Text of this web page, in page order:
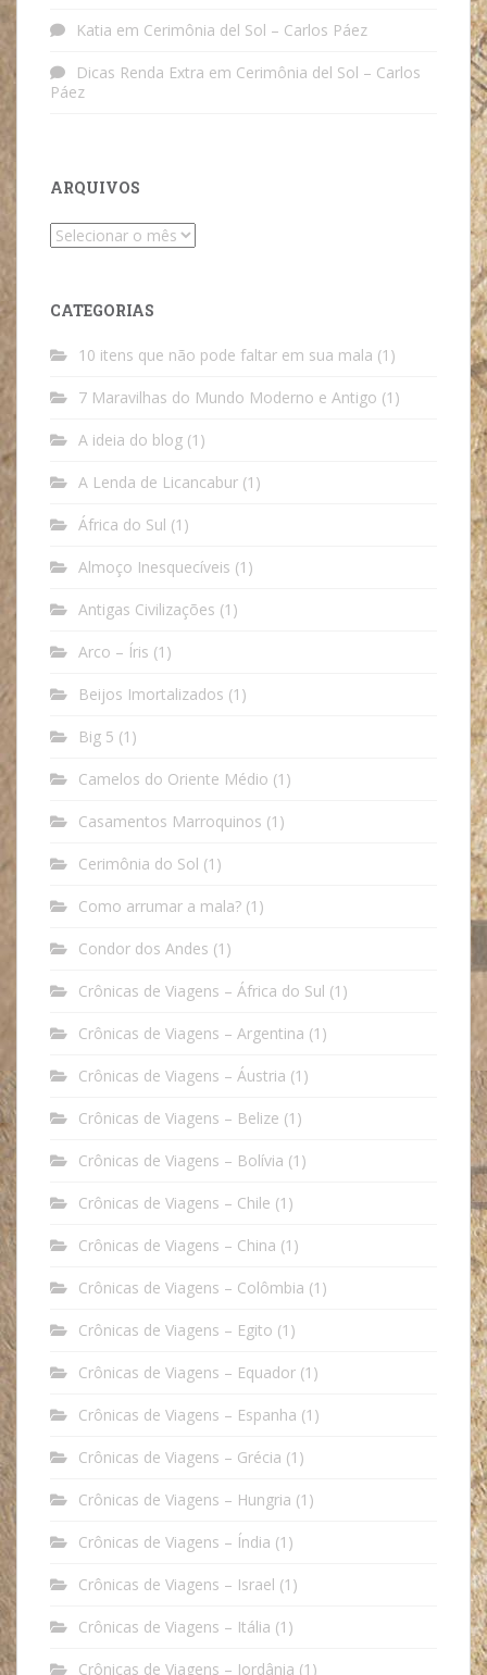
Katia em Cerimônia del Sol – Carlos Páez
Dicas Renda Extra em Cerimônia del Sol – Carlos
Páez
ARQUIVOS
Arquivos
CATEGORIAS
10 itens que não pode faltar em sua mala (1)
7 Maravilhas do Mundo Moderno e Antigo (1)
A ideia do blog (1)
A Lenda de Licancabur (1)
África do Sul (1)
Almoço Inesquecíveis (1)
Antigas Civilizações (1)
Arco – Íris (1)
Beijos Imortalizados (1)
Big 5 (1)
Camelos do Oriente Médio (1)
Casamentos Marroquinos (1)
Cerimônia do Sol (1)
Como arrumar a mala? (1)
Condor dos Andes (1)
Crônicas de Viagens – África do Sul (1)
Crônicas de Viagens – Argentina (1)
Crônicas de Viagens – Áustria (1)
Crônicas de Viagens – Belize (1)
Crônicas de Viagens – Bolívia (1)
Crônicas de Viagens – Chile (1)
Crônicas de Viagens – China (1)
Crônicas de Viagens – Colômbia (1)
Crônicas de Viagens – Egito (1)
Crônicas de Viagens – Equador (1)
Crônicas de Viagens – Espanha (1)
Crônicas de Viagens – Grécia (1)
Crônicas de Viagens – Hungria (1)
Crônicas de Viagens – Índia (1)
Crônicas de Viagens – Israel (1)
Crônicas de Viagens – Itália (1)
Crônicas de Viagens – Jordânia (1)